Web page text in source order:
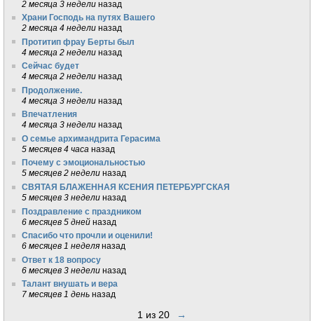
2 месяца 3 недели назад
Храни Господь на путях Вашего
2 месяца 4 недели назад
Протитип фрау Берты был
4 месяца 2 недели назад
Сейчас будет
4 месяца 2 недели назад
Продолжение.
4 месяца 3 недели назад
Впечатления
4 месяца 3 недели назад
О семье архимандрита Герасима
5 месяцев 4 часа назад
Почему с эмоциональностью
5 месяцев 2 недели назад
СВЯТАЯ БЛАЖЕННАЯ КСЕНИЯ ПЕТЕРБУРГСКАЯ
5 месяцев 3 недели назад
Поздравление с праздником
6 месяцев 5 дней назад
Спасибо что прочли и оценили!
6 месяцев 1 неделя назад
Ответ к 18 вопросу
6 месяцев 3 недели назад
Талант внушать и вера
7 месяцев 1 день назад
1 из 20 →